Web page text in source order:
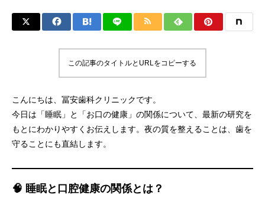
マタニティ歯科
この記事のタイトルとURLをコピーする
こんにちは、冨安歯科クリニックです。
今日は「睡眠」と「お口の健康」の関係について、最新の研究を
もとにわかりやすくお伝えします。夜の質を整えることは、歯を
守ることにも直結します。
🧠 睡眠と口腔健康の関係とは？